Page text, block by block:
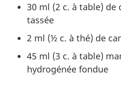
30 ml (2 c. à table) de
tassée
2 ml (½ c. à thé) de
45 ml (3 c. à table)
hydrogénée fondue